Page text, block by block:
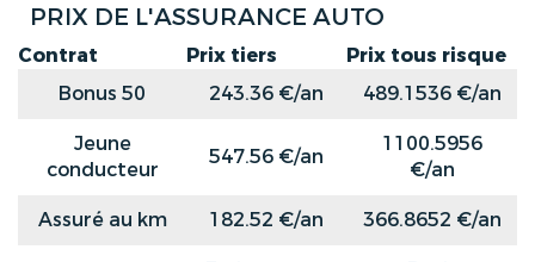
PRIX DE L'ASSURANCE AUTO
Contrat Prix tiers
Prix tous risque
Bonus 50
243.36 €/an
489.1536 €/an
Jeune
conducteur
547.56 €/an
1100.5956
€/an
Assuré au km
182.52 €/an 366.8652 €/an